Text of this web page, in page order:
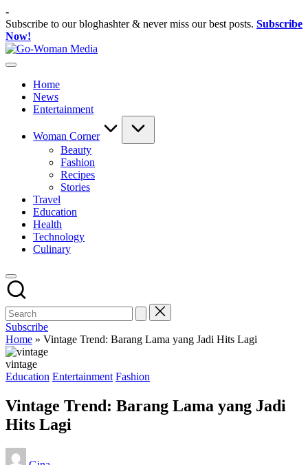
Skip
to
content
-
Subscribe to our bloghashter & never miss our best posts. Subscribe
Now!
Portal
Untuk
Wanita
Indonesia
Home
News
Entertainment
Woman Corner
Beauty
Fashion
Recipes
Stories
Travel
Education
Health
Technology
Culinary
Subscribe
Home » Vintage Trend: Barang Lama yang Jadi Hits Lagi
vintage
Posted
Education Entertainment Fashion
Vintage Trend: Barang Lama yang Jadi
Hits Lagi
Posted